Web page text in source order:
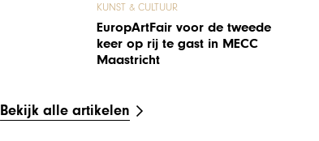
KUNST & CULTUUR
EuropArtFair voor de tweede
keer op rij te gast in MECC
Maastricht
Bekijk alle artikelen